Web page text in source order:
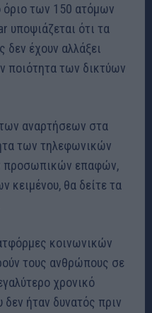
όριο των 150 ατόμων
υποψιάζεται ότι τα
έχουν αλλάξει
ποιότητα των δικτύων
αναρτήσεων στα
των τηλεφωνικών
προσωπικών επαφών,
κειμένου, θα δείτε τα
κοινωνικών
τους ανθρώπους σε
χρονικό
ήταν δυνατός πριν